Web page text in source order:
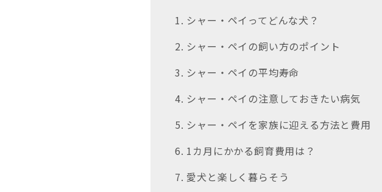
1. シャー・ペイってどんな犬？
2. シャー・ペイの飼い方のポイント
3. シャー・ペイの平均寿命
4. シャー・ペイの注意しておきたい病気
5. シャー・ペイを家族に迎える方法と費用
6. 1カ月にかかる飼育費用は？
7. 愛犬と楽しく暮らそう